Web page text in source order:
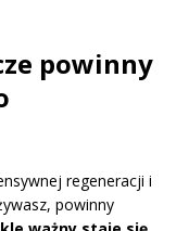
powinny
regeneracji i
powinny